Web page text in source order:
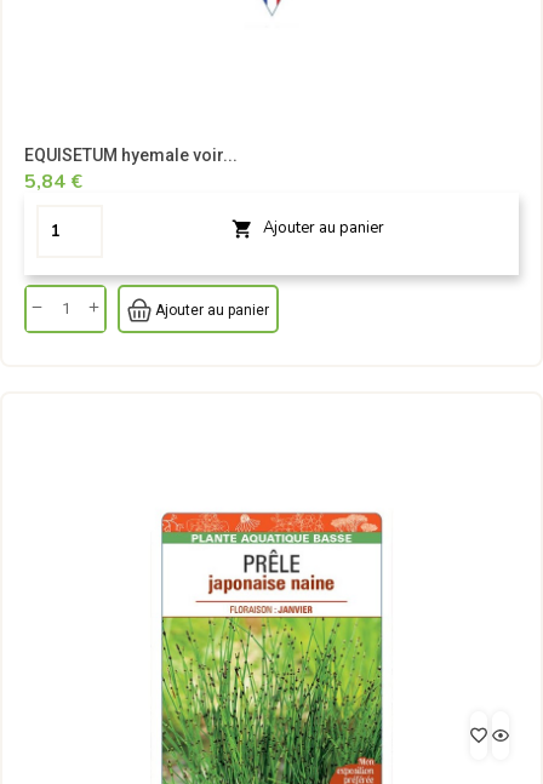
EQUISETUM hyemale voir...
5,84 €
 Ajouter au panier
Ajouter au panier